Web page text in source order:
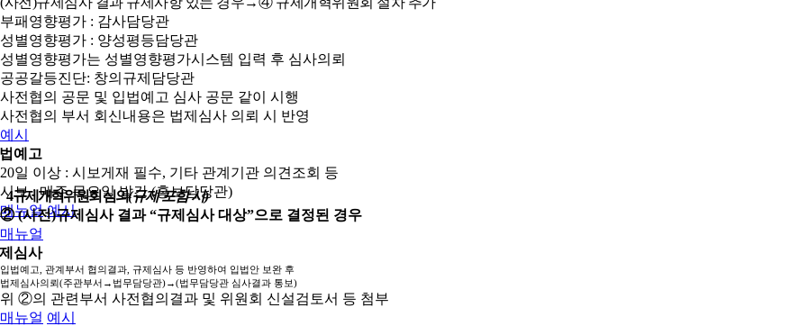
부패영향평가 : 감사담당관
성별영향평가 : 양성평등담당관
성별영향평가는 성별영향평가시스템 입력 후 심사의뢰
공공갈등진단: 창의규제담당관
사전협의 공문 및 입법예고 심사 공문 같이 시행
사전협의 부서 회신내용은 법제심사 의뢰 시 반영
예시
예고
20일 이상 : 시보게재 필수, 기타 관계기관 의견조회 등
시보 : 매주 목요일 발간 (홍보담당관)
매뉴얼 예시
4규제개혁위원회 심의(규제 포함 시)
② (사전)규제심사 결과 “규제심사 대상”으로 결정된 경우
매뉴얼
심사
입법예고, 관계부서 협의결과, 규제심사 등 반영하여 입법안 보완 후
법제심사의뢰(주관부서→법무담당관)→(법무담당관 심사결과 통보)
위 ②의 관련부서 사전협의결과 및 위원회 신설검토서 등 첨부
매뉴얼 예시